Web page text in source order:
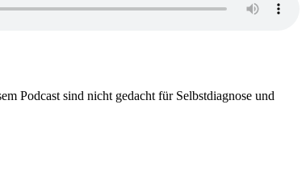
Podcast sind nicht gedacht für Selbstdiagnose und